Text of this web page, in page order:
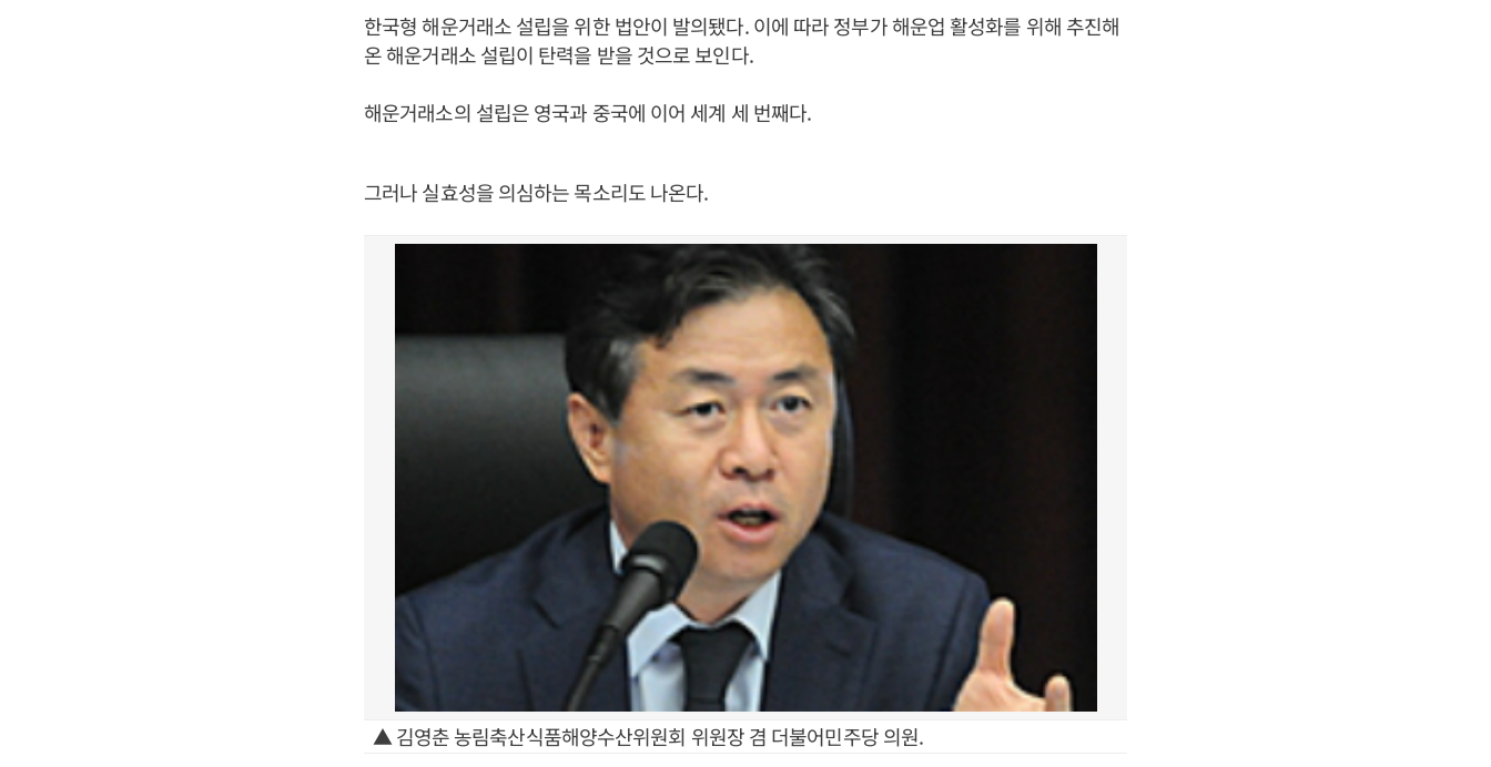
한국형 해운거래소 설립을 위한 법안이 발의됐다. 이에 따라 정부가 해운업 활성화를 위해 추진해
온 해운거래소 설립이 탄력을 받을 것으로 보인다.
해운거래소의 설립은 영국과 중국에 이어 세계 세 번째다.
그러나 실효성을 의심하는 목소리도 나온다.
▲ 김영춘 농림축산식품해양수산위원회 위원장 겸 더불어민주당 의원.